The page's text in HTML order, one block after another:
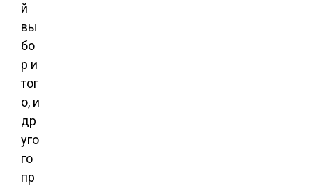
й
вы
бо
р и
тог
о, и
др
уго
го
пр